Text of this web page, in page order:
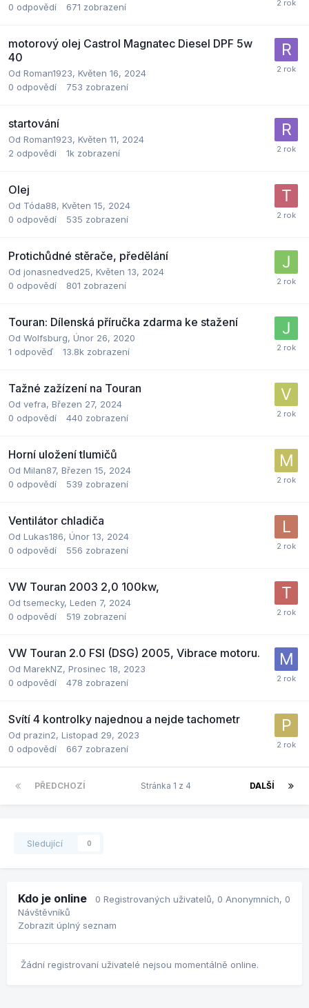
0 odpovědí 671 zobrazení
motorový olej Castrol Magnatec Diesel DPF 5w
40
Od Roman1923, Květen 16, 2024
0 odpovědí 753 zobrazení
startování
Od Roman1923, Květen 11, 2024
2 odpovědi 1k zobrazení
Olej
Od Tóda88, Květen 15, 2024
0 odpovědí 535 zobrazení
Protichůdné stěrače, předělání
Od jonasnedved25, Květen 13, 2024
0 odpovědí 801 zobrazení
Touran: Dílenská příručka zdarma ke stažení
Od Wolfsburg, Únor 26, 2020
1 odpověď 13.8k zobrazení
Tažné zažízení na Touran
Od vefra, Březen 27, 2024
0 odpovědí 440 zobrazení
Horní uložení tlumičů
Od Milan87, Březen 15, 2024
0 odpovědí 539 zobrazení
Ventilátor chladiča
Od Lukas186, Únor 13, 2024
0 odpovědí 556 zobrazení
VW Touran 2003 2,0 100kw,
Odtsemecky, Leden 7, 2024
0 odpovědí 519 zobrazení
VW Touran 2.0 FSI (DSG) 2005, Vibrace motoru.
Od MarekNZ, Prosinec 18, 2023
0 odpovědí 478 zobrazení
Svítí 4 kontrolky najednou a nejde tachometr
Od prazin2, Listopad 29, 2023
0 odpovědí 667 zobrazení
PŘEDCHOZÍ DALŠÍ
Stránka 1 z 4
Sledující 0
Kdo je online 0 Registrovaných uživatelů, 0 Anonymních, 0
Návštěvníků
Zobrazit úplný seznam
Žádní registrovaní uživatelé nejsou momentálně online.